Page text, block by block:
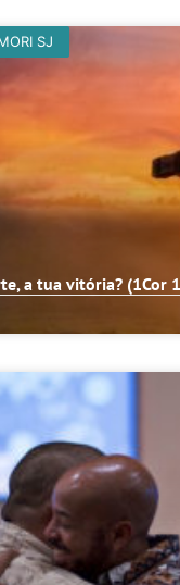
SJ
a tua vitória? (1Cor